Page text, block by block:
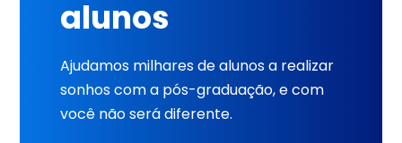
alunos
Ajudamos milhares de alunos a realizar
sonhos com a pós-graduação, e com
você não será diferente.